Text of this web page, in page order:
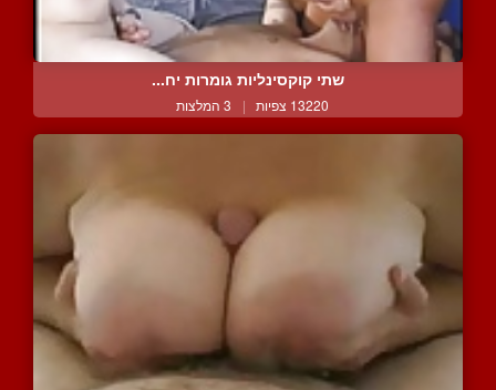
שתי קוקסינליות גומרות יח...
13220 צפיות | 3 המלצות